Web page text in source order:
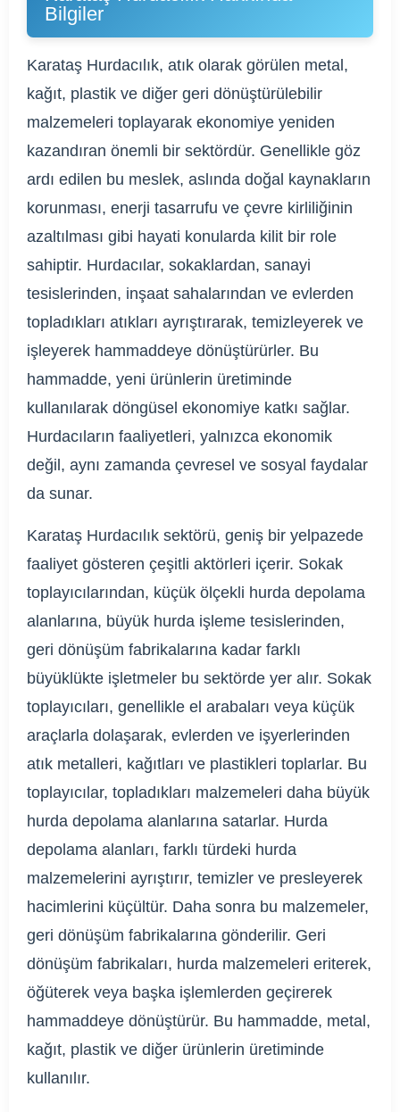
Bilgiler
Karataş Hurdacılık, atık olarak görülen metal,
kağıt, plastik ve diğer geri dönüştürülebilir
malzemeleri toplayarak ekonomiye yeniden
kazandıran önemli bir sektördür. Genellikle göz
ardı edilen bu meslek, aslında doğal kaynakların
korunması, enerji tasarrufu ve çevre kirliliğinin
azaltılması gibi hayati konularda kilit bir role
sahiptir. Hurdacılar, sokaklardan, sanayi
tesislerinden, inşaat sahalarından ve evlerden
topladıkları atıkları ayrıştırarak, temizleyerek ve
işleyerek hammaddeye dönüştürürler. Bu
hammadde, yeni ürünlerin üretiminde
kullanılarak döngüsel ekonomiye katkı sağlar.
Hurdacıların faaliyetleri, yalnızca ekonomik
değil, aynı zamanda çevresel ve sosyal faydalar
da sunar.
Karataş Hurdacılık sektörü, geniş bir yelpazede
faaliyet gösteren çeşitli aktörleri içerir. Sokak
toplayıcılarından, küçük ölçekli hurda depolama
alanlarına, büyük hurda işleme tesislerinden,
geri dönüşüm fabrikalarına kadar farklı
büyüklükte işletmeler bu sektörde yer alır. Sokak
toplayıcıları, genellikle el arabaları veya küçük
araçlarla dolaşarak, evlerden ve işyerlerinden
atık metalleri, kağıtları ve plastikleri toplarlar. Bu
toplayıcılar, topladıkları malzemeleri daha büyük
hurda depolama alanlarına satarlar. Hurda
depolama alanları, farklı türdeki hurda
malzemelerini ayrıştırır, temizler ve presleyerek
hacimlerini küçültür. Daha sonra bu malzemeler,
geri dönüşüm fabrikalarına gönderilir. Geri
dönüşüm fabrikaları, hurda malzemeleri eriterek,
öğüterek veya başka işlemlerden geçirerek
hammaddeye dönüştürür. Bu hammadde, metal,
kağıt, plastik ve diğer ürünlerin üretiminde
kullanılır.